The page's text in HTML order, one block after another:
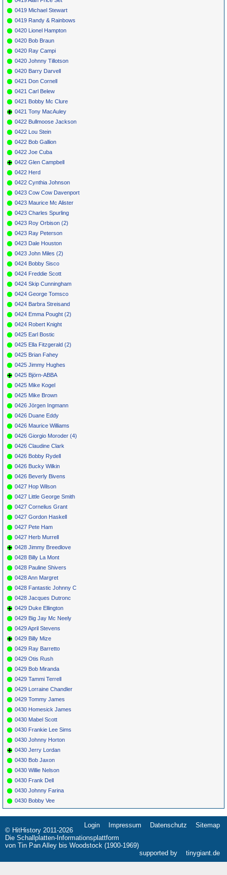
0419 Michael Stewart
0419 Randy & Rainbows
0420 Lionel Hampton
0420 Bob Braun
0420 Ray Campi
0420 Johnny Tillotson
0420 Barry Darvell
0421 Don Cornell
0421 Carl Belew
0421 Bobby Mc Clure
0421 Tony MacAuley
0422 Bullmoose Jackson
0422 Lou Stein
0422 Bob Gallion
0422 Joe Cuba
0422 Glen Campbell
0422 Herd
0422 Cynthia Johnson
0423 Cow Cow Davenport
0423 Maurice Mc Alister
0423 Charles Spurling
0423 Roy Orbison (2)
0423 Ray Peterson
0423 Dale Houston
0423 John Miles (2)
0424 Bobby Sisco
0424 Freddie Scott
0424 Skip Cunningham
0424 George Tomsco
0424 Barbra Streisand
0424 Emma Pought (2)
0424 Robert Knight
0425 Earl Bostic
0425 Ella Fitzgerald (2)
0425 Brian Fahey
0425 Jimmy Hughes
0425 Björn-ABBA
0425 Mike Kogel
0425 Mike Brown
0426 Jörgen Ingmann
0426 Duane Eddy
0426 Maurice Williams
0426 Giorgio Moroder (4)
0426 Claudine Clark
0426 Bobby Rydell
0426 Bucky Wilkin
0426 Beverly Bivens
0427 Hop Wilson
0427 Little George Smith
0427 Cornelius Grant
0427 Gordon Haskell
0427 Pete Ham
0427 Herb Murrell
0428 Jimmy Breedlove
0428 Billy La Mont
0428 Pauline Shivers
0428 Ann Margret
0428 Fantastic Johnny C
0428 Jacques Dutronc
0429 Duke Ellington
0429 Big Jay Mc Neely
0429 April Stevens
0429 Billy Mize
0429 Ray Barretto
0429 Otis Rush
0429 Bob Miranda
0429 Tammi Terrell
0429 Lorraine Chandler
0429 Tommy James
0430 Homesick James
0430 Mabel Scott
0430 Frankie Lee Sims
0430 Johnny Horton
0430 Jerry Lordan
0430 Bob Jaxon
0430 Willie Nelson
0430 Frank Dell
0430 Johnny Farina
0430 Bobby Vee
Navigation
überspringen
Login Impressum Datenschutz Sitemap
© HitHistory 2011-2026
Die Schallplatten-Informationsplattform
von Tin Pan Alley bis Woodstock (1900-1969)
supported by
tinygiant.de